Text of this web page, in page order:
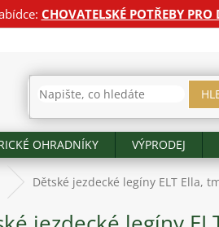
CHOVATELSKÉ POTŘEBY
OHRADNÍKY VÝPRODEJ
Dětské jezdecké legíny ELT Ella,